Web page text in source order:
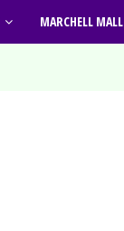
MARCHELL MALL